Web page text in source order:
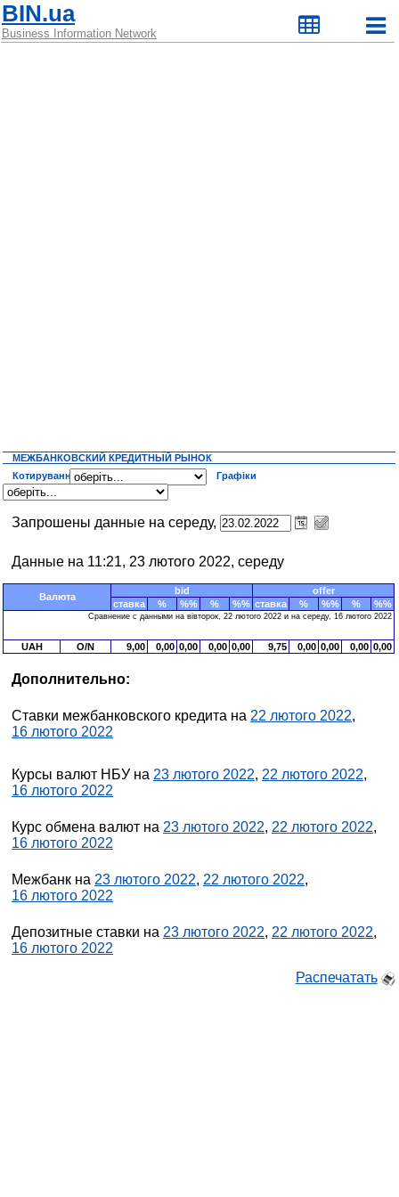
BIN.ua
Business Information Network
МЕЖБАНКОВСКИЙ КРЕДИТНЫЙ РЫНОК
Котирування
Графіки
Запрошены данные на середу,
Данные на 11:21, 23 лютого 2022, середу
Валюта
bid
offer
ставка
% %% % %% ставка % %% % %%
Сравнение с данными на вівторок, 22 лютого 2022 и на середу, 16 лютого 2022
UAH O/N 9,00 0,00 0,00 0,00 0,00 9,75 0,00 0,00 0,00 0,00
Дополнительно:
Ставки межбанковского кредита на 22 лютого 2022,
16 лютого 2022
Курсы валют НБУ на 23 лютого 2022, 22 лютого 2022,
16 лютого 2022
Курс обмена валют на 23 лютого 2022, 22 лютого 2022,
16 лютого 2022
Межбанк на 23 лютого 2022, 22 лютого 2022,
16 лютого 2022
Депозитные ставки на 23 лютого 2022, 22 лютого 2022,
16 лютого 2022
Распечатать